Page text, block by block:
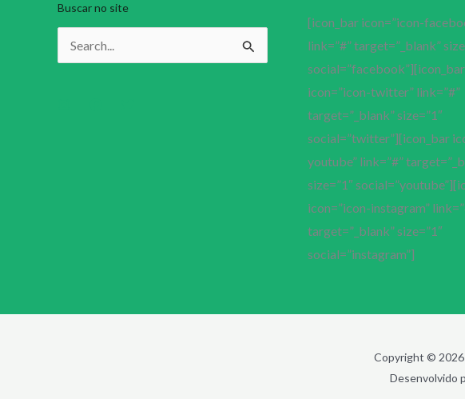
Buscar no site
Pesquisar
[icon_bar icon=”icon-
link=”#” target=”_blank”
social=”facebook”][icon_bar
icon=”icon-twitter” link=”#”
target=”_blank” size=”1″
social=”twitter”][icon_bar
youtube” link=”#”
size=”1″
icon=”icon-instagram”
target=”_blank” size=”1″
social=”instagram”]
Copyright © 2026
Desenvolvido